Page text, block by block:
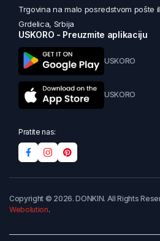
Trgovina na malo posredstvom pošte
Grdelica, Srbija
USKORO - Preuzmite aplikaciju
USKORO
USKORO
Pratite nas:
Copyright © 2026. DONKIN. All Rights
Webolution.